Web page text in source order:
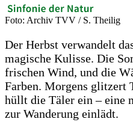
Foto: Archiv TVV / S. Theilig
Der Herbst verwandelt
magische Kulisse. Die
frischen Wind, und die
Farben. Morgens glitzert
hüllt die Täler ein – eine
zur Wanderung einlädt.